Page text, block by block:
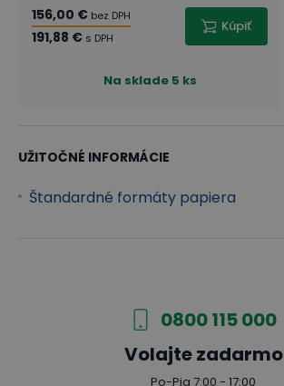
156,00 € bez DPH
191,88 € s DPH
Kúpiť
Na sklade 5 ks
UŽITOČNÉ INFORMÁCIE
Štandardné formáty papiera
0800 115 000
Volajte zadarmo
Po-Pia 7:00 - 17:00